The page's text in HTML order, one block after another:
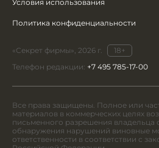
Условия использования
Политика конфиденциальности
«Секрет фирмы», 2026 г.
18+
Телефон редакции: +7 495 785-17-00
Все права защищены. Полное или
материалов в коммерческих целях
письменного разрешения владельца
обнаружения нарушений виновные
ответственности в соответствии с